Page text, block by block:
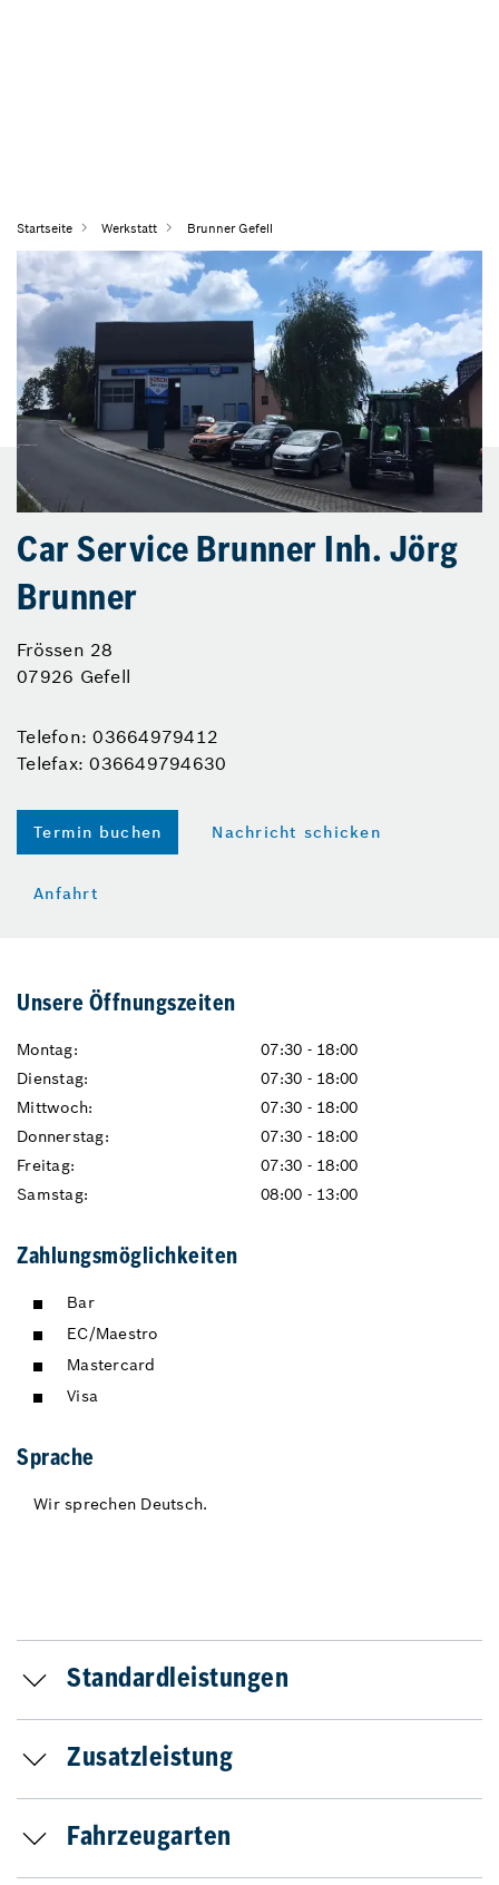
Startseite Werkstatt Brunner Gefell
Car Service Brunner Inh. Jörg
Brunner
Frössen 28
07926 Gefell
Telefon: 03664979412
Telefax: 036649794630
Termin buchen Nachricht schicken
Anfahrt
Unsere Öffnungszeiten
Montag:
07:30 - 18:00
Dienstag:
07:30 - 18:00
Mittwoch:
07:30 - 18:00
Donnerstag:
07:30 - 18:00
Freitag:
07:30 - 18:00
Samstag:
08:00 - 13:00
Zahlungsmöglichkeiten
Bar
EC/Maestro
Mastercard
Visa
Sprache
Wir sprechen Deutsch.
Standardleistungen
Zusatzleistung
Fahrzeugarten